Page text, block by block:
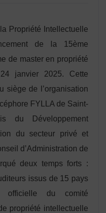
la Propriété Intellectuelle
de la 15ème
de master en propriété
janvier 2025. Cette
siège de l’organisation
FYLLA de Saint-
du Développement
du secteur privé et
d’Administration de
deux temps forts :
issus de 15 pays
officielle du comité
propriété intellectuelle